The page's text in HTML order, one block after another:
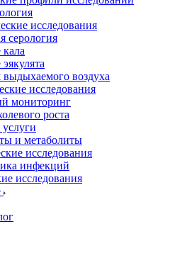
исследования
серология
воздуха
исследования
мониторинг
роста
и метаболиты
исследования
инфекций
исследования